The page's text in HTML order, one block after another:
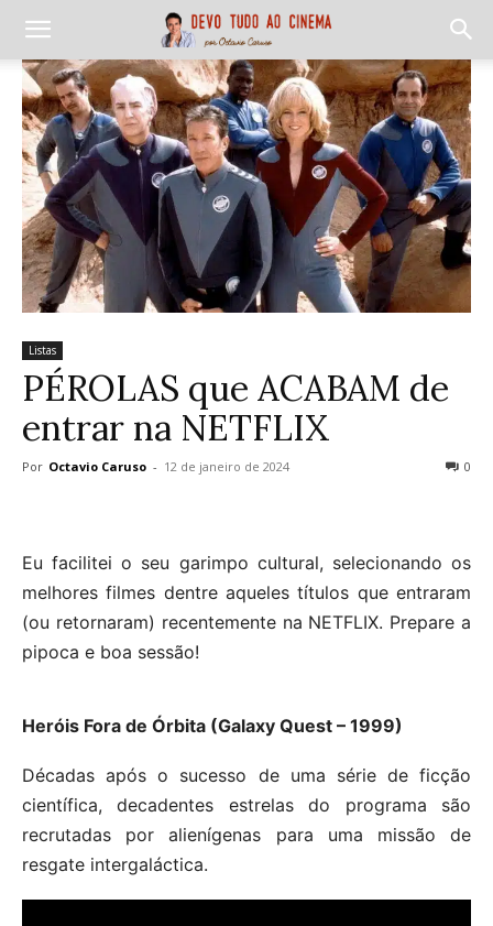
Listas
PÉROLAS que ACABAM de
entrar na NETFLIX
Por Octavio Caruso - 12 de janeiro de 2024 0
Eu facilitei o seu garimpo cultural, selecionando os
melhores filmes dentre aqueles títulos que entraram
(ou retornaram) recentemente na NETFLIX. Prepare a
pipoca e boa sessão!
Heróis Fora de Órbita (Galaxy Quest – 1999)
Décadas após o sucesso de uma série de ficção
científica, decadentes estrelas do programa são
recrutadas por alienígenas para uma missão de
resgate intergaláctica.